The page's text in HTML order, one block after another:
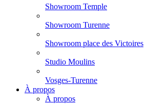
Showroom Temple
Showroom Turenne
Showroom place des Victoires
Studio Moulins
Vosges-Turenne
À propos
À propos